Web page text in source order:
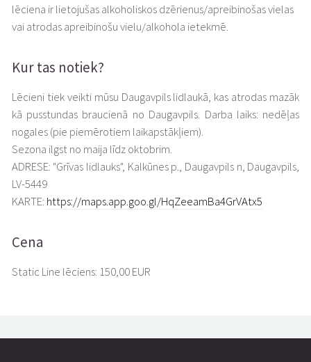
lēciena ir lietojušas alkoholiskos dzērienus/apreibinošas vielas
vai atrodas apreibinošu vielu/alkohola ietekmē.
Kur tas notiek?
Lēcieni tiek veikti mūsu Daugavpils lidlaukā, kas atrodas mazāk
kā pusstundas braucienā no Daugavpils. Darba laiks: nedēļas
nogales (pie piemērotiem laikapstākļiem).
Sezona ilgst no maija līdz oktobrim.
ADRESE: "Grīvas lidlauks", Kalkūnes p., Daugavpils n, Daugavpils,
LV-5449
KARTE: https://maps.app.goo.gl/HqZeeamBa4GrVAtx5
Cena
Static Line lēciens: 150,00 EUR